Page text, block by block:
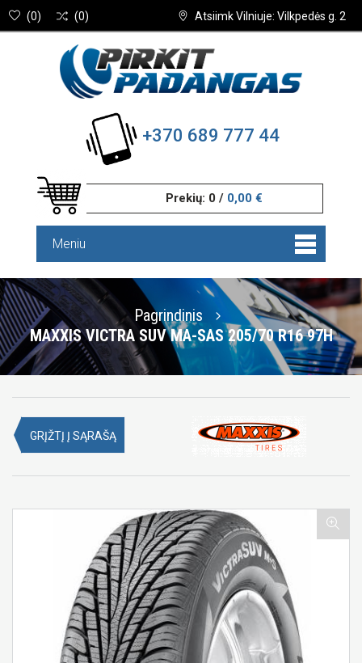
Atsiimk Vilniuje: Vilkpedės g. 2
(0) (0)
+370 689 777 44
Prekių: 0 / 0,00 €
Meniu
Pagrindinis
MAXXIS VICTRA SUV MA-SAS 205/70 R16 97H
GRĮŽTĮ Į SĄRAŠĄ